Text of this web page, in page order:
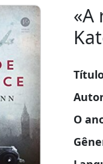
«A
O